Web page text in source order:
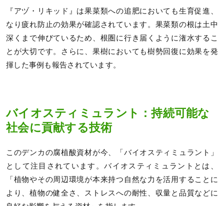
『アヅ・リキッド』は果菜類への追肥においても生育促進、
なり疲れ防止の効果が確認されています。果菜類の根は土中
深くまで伸びているため、根圏に行き届くように潅水するこ
とが大切です。さらに、果樹においても樹勢回復に効果を発
揮した事例も報告されています。
バイオスティミュラント：持続可能な
社会に貢献する技術
このデンカの腐植酸資材が今、「バイオスティミュラント」
として注目されています。バイオスティミュラントとは、
「植物やその周辺環境が本来持つ自然な力を活用することに
より、植物の健全さ、ストレスへの耐性、収量と品質などに